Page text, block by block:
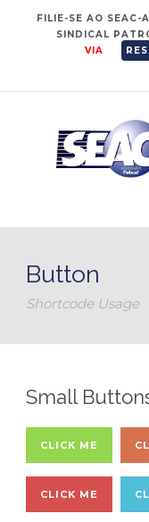
FILIE-SE AO SEAC-
SINDICAL
VIA
Button
Shortcode Usage
Small
CLICK ME
CLICK ME